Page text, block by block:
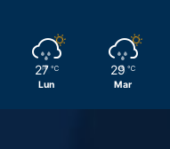
27 ℃
Lun
29 ℃
Mar